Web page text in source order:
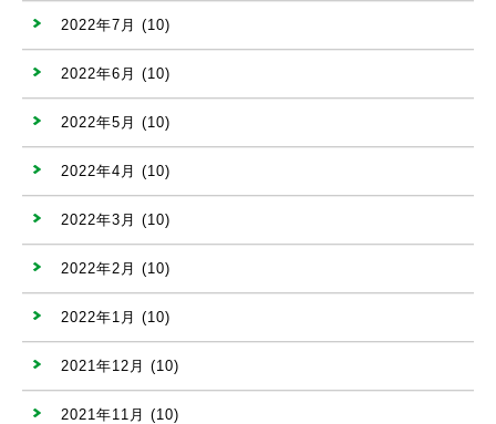
2022年7月 (10)
2022年6月 (10)
2022年5月 (10)
2022年4月 (10)
2022年3月 (10)
2022年2月 (10)
2022年1月 (10)
2021年12月 (10)
2021年11月 (10)